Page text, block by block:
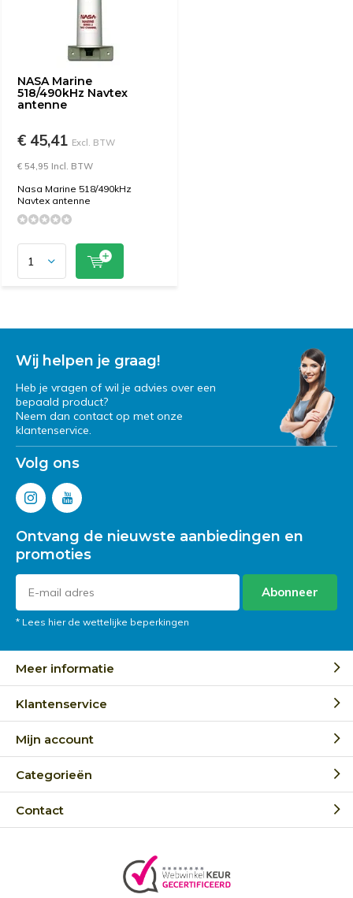
NASA Marine
518/490kHz Navtex
antenne
€ 45,41 Excl. BTW
€ 54,95 Incl. BTW
Nasa Marine 518/490kHz
Navtex antenne
Wij helpen je graag!
Heb je vragen of wil je advies over een
bepaald product?
Neem dan contact op met onze
klantenservice.
Volg ons
Ontvang de nieuwste aanbiedingen en
promoties
Abonneer
* Lees hier de wettelijke beperkingen
Meer informatie
Klantenservice
Mijn account
Categorieën
Contact